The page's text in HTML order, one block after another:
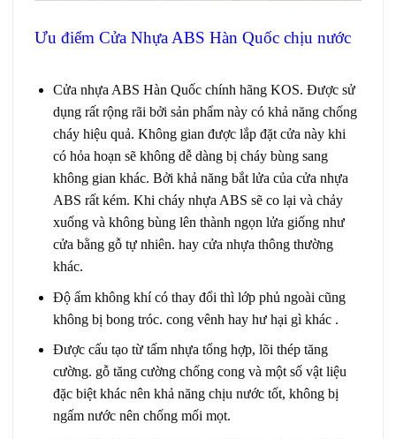
Ưu điểm Cửa Nhựa ABS Hàn Quốc chịu nước
Cửa nhựa ABS Hàn Quốc chính hãng KOS. Được sử
dụng rất rộng rãi bởi sản phẩm này có khả năng chống
cháy hiệu quả. Không gian được lắp đặt cửa này khi
có hỏa hoạn sẽ không dễ dàng bị cháy bùng sang
không gian khác. Bởi khả năng bắt lửa của cửa nhựa
ABS rất kém. Khi cháy nhựa ABS sẽ co lại và chảy
xuống và không bùng lên thành ngọn lửa giống như
cửa bằng gỗ tự nhiên. hay cửa nhựa thông thường
khác.
Độ ẩm không khí có thay đổi thì lớp phủ ngoài cũng
không bị bong tróc. cong vênh hay hư hại gì khác .
Được cấu tạo từ tấm nhựa tổng hợp, lõi thép tăng
cường. gỗ tăng cường chống cong và một số vật liệu
đặc biệt khác nên khả năng chịu nước tốt, không bị
ngấm nước nên chống mối mọt.